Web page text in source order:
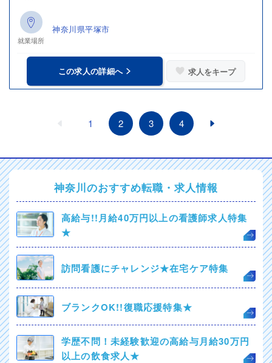
就業場所
神奈川県平塚市
この求人の詳細へ 求人をキープ
1 2 3 4
神奈川のおすすめ転職・求人情報
高給与!!月給40万円以上の看護師求人特集
★
訪問看護にチャレンジ★在宅ケア特集
ブランクOK!!復職応援特集★
学歴不問！未経験歓迎の高給与月給30万円
以上の飲食求人★